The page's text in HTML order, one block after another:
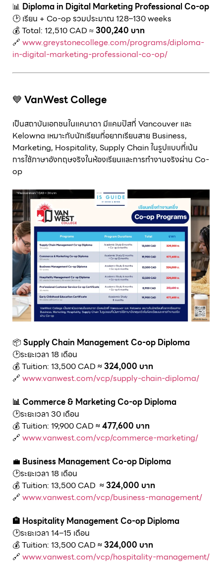
📊 Diploma in Digital Marketing Professional Co-op
🕑 เรียน + Co-op รวมประมาณ 128–130 weeks
💰 Total: 12,510 CAD ≈300,240 บาท
🔗 www.greystonecollege.com/programs/diploma-
in-digital-marketing-professional-co-op/
💙VanWest College
เป็นสถาบันเอกชนในแคนาดา มีแคมปัสที่ Vancouver และ
Kelowna เหมาะกับนักเรียนที่อยากเรียนสาย Business,
Marketing, Hospitality, Supply Chain ในรูปแบบที่เน้น
การใช้ภาษาอังกฤษจริงในห้องเรียนและการทำงานจริงผ่าน Co-
op
📦 Supply Chain Management Co-op Diploma
🕑ระยะเวลา 18 เดือน
💰 Tuition: 13,500 CAD ≈ 324,000 บาท
🔗 www.vanwest.com/vcp/supply-chain-diploma/
📊 Commerce & Marketing Co-op Diploma
🕑ระยะเวลา 30 เดือน
💰 Tuition: 19,900 CAD ≈ 477,600 บาท
🔗 www.vanwest.com/vcp/commerce-marketing/
💼 Business Management Co-op Diploma
🕑ระยะเวลา 18 เดือน
💰 Tuition: 13,500 CAD ≈ 324,000 บาท
🔗 www.vanwest.com/vcp/business-management/
🏨 Hospitality Management Co-op Diploma
🕑ระยะเวลา 14–15 เดือน
💰 Tuition: 13,500 CAD ≈ 324,000 บาท
🔗 www.vanwest.com/vcp/hospitality-management/